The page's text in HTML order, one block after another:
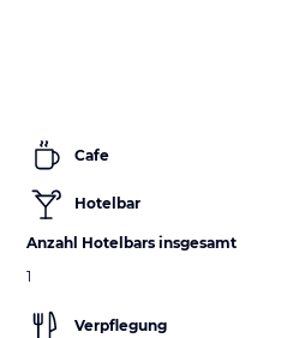
Cafe
Hotelbar
Anzahl Hotelbars insgesamt
1
Verpflegung